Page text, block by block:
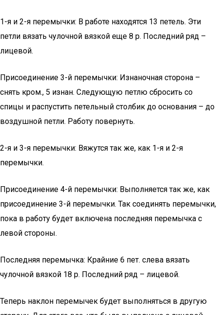
1-я и 2-я перемычки: В работе находятся 13 петель. Эти
петли вязать чулочной вязкой еще 8 р. Последний ряд –
лицевой.
Присоединение 3-й перемычки: Изнаночная сторона –
снять кром., 5 изнан. Следующую петлю сбросить со
спицы и распустить петельный столбик до основания – до
воздушной петли. Работу повернуть.
2-я и 3-я перемычки: Вяжутся так же, как 1-я и 2-я
перемычки.
Присоединение 4-й перемычки: Выполняется так же, как
присоединение 3-й перемычки. Так соединять перемычки,
пока в работу будет включена последняя перемычка с
левой стороны.
Последняя перемычка: Крайние 6 пет. слева вязать
чулочной вязкой 18 р. Последний ряд – лицевой.
Теперь наклон перемычек будет выполняться в другую